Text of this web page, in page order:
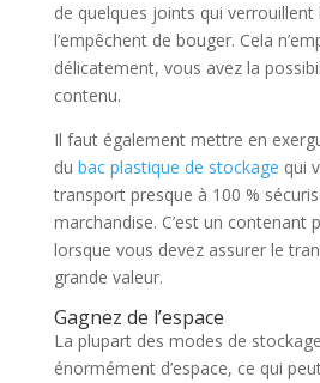
de quelques joints qui
l’empêchent de bouger. Cela
délicatement, vous avez la
contenu.
Il faut également mettre en
du bac plastique de stockage qui
transport presque à 100 %
marchandise. C’est un contenant
lorsque vous devez assurer le
grande valeur.
Gagnez de l’espace
La plupart des modes de
énormément d’espace, ce qui